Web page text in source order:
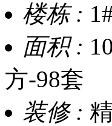
楼栋 :
面积 :
方-98套
装修 :